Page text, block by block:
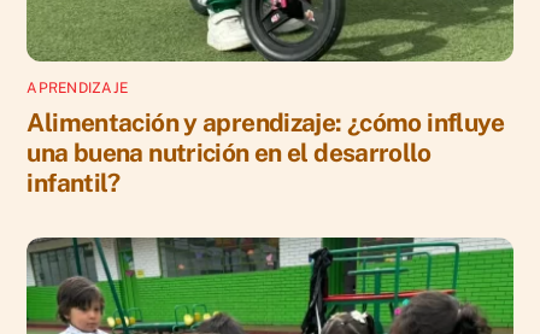
APRENDIZAJE
Alimentación y aprendizaje: ¿cómo influye
una buena nutrición en el desarrollo
infantil?